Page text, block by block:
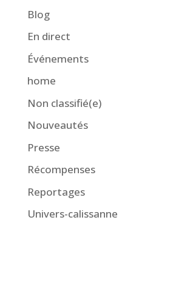
Blog
En direct
Événements
home
Non classifié(e)
Nouveautés
Presse
Récompenses
Reportages
Univers-calissanne